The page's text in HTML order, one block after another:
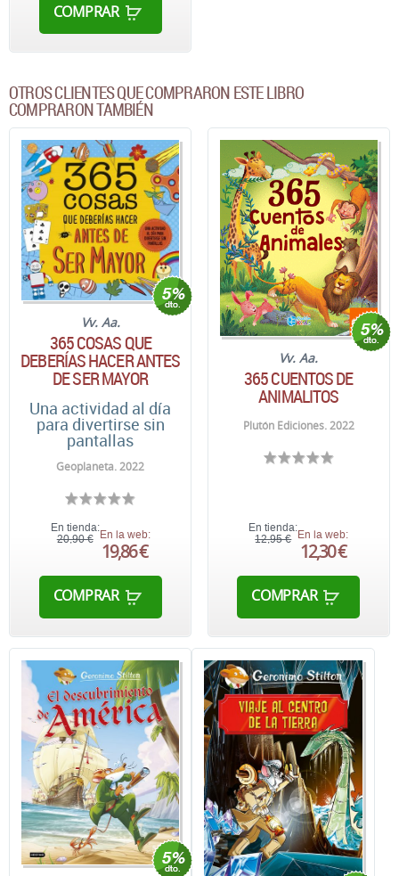
COMPRAR
OTROS CLIENTES QUE COMPRARON ESTE LIBRO
COMPRARON TAMBIÉN
Vv. Aa.
365 COSAS QUE
DEBERÍAS HACER ANTES
DE SER MAYOR
Una actividad al día
para divertirse sin
pantallas
Geoplaneta. 2022
En tienda:
20,90 € En la web:
19,86 €
COMPRAR
Vv. Aa.
365 CUENTOS DE
ANIMALITOS
Plutón Ediciones. 2022
En tienda:
12,95 €
En la web:
12,30 €
COMPRAR